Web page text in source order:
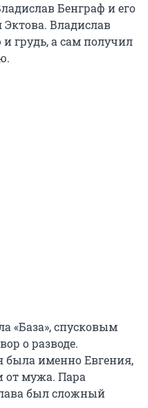
Бенграф и его
Эктова. Владислав
грудь, а сам получил
«База», спусковым
о разводе.
была именно Евгения,
от мужа. Пара
был сложный